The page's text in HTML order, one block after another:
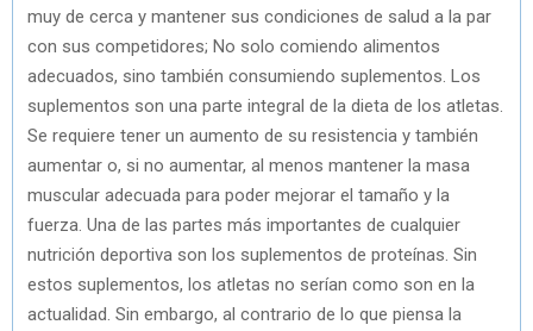
muy de cerca y mantener sus condiciones de salud a la par
con sus competidores; No solo comiendo alimentos
adecuados, sino también consumiendo suplementos. Los
suplementos son una parte integral de la dieta de los atletas.
Se requiere tener un aumento de su resistencia y también
aumentar o, si no aumentar, al menos mantener la masa
muscular adecuada para poder mejorar el tamaño y la
fuerza. Una de las partes más importantes de cualquier
nutrición deportiva son los suplementos de proteínas. Sin
estos suplementos, los atletas no serían como son en la
actualidad. Sin embargo, al contrario de lo que piensa la